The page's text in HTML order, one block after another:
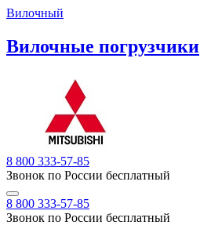
Вилочный
Вилочные погрузчики
8 800 333-57-85
Звонок по России бесплатный
8 800 333-57-85
Звонок по России бесплатный